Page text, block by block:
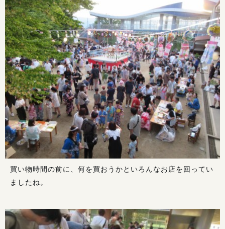
買い物時間の前に、何を買おうかといろんなお店を回ってい
ましたね。